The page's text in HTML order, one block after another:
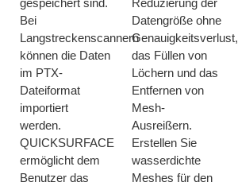
gespeichert sind.
Bei
Langstreckenscannern
können die Daten
im PTX-
Dateiformat
importiert
werden.
QUICKSURFACE
ermöglicht dem
Benutzer das
Reduzierung der
Datengröße ohne
Genauigkeitsverlust,
das Füllen von
Löchern und das
Entfernen von
Mesh-
Ausreißern.
Erstellen Sie
wasserdichte
Meshes für den